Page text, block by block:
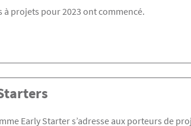
à projets pour 2023 ont commencé.
Early Starter s’adresse aux porteurs de